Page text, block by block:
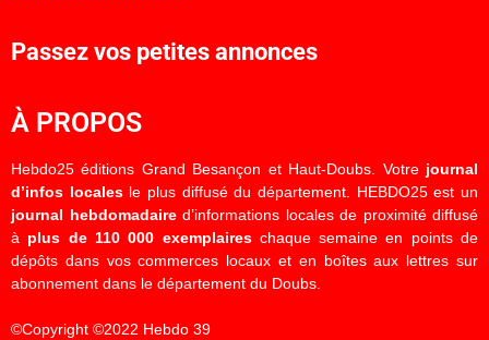
Passez vos petites annonces
À PROPOS
Hebdo25 éditions Grand Besançon et Haut-Doubs. Votre journal
d’infos localesle plus diffusé du département. HEBDO25 est un
journal hebdomadaired’informations locales de proximité diffusé
à plus de 110 000 exemplaireschaque semaine en points de
dépôts dans vos commerces locaux et en boîtes aux lettres sur
abonnement dans le département du Doubs.
©Copyright ©2022 Hebdo 39